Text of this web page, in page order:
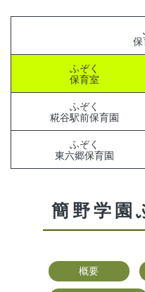
保
ふぞく
保育室
ふぞく
糀谷駅前保育園
ふぞく
東六郷保育園
簡野学園
概要